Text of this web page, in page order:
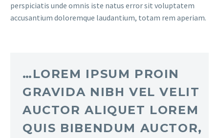
perspiciatis unde omnis iste natus error sit voluptatem
accusantium doloremque laudantium, totam rem aperiam.
…LOREM IPSUM PROIN
GRAVIDA NIBH VEL VELIT
AUCTOR ALIQUET LOREM
QUIS BIBENDUM AUCTOR,